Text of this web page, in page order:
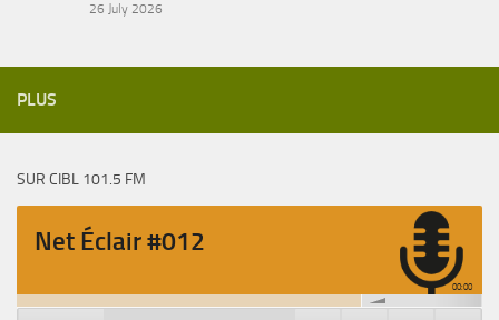
26 July 2026
PLUS
SUR CIBL 101.5 FM
Net Éclair #012
00:00